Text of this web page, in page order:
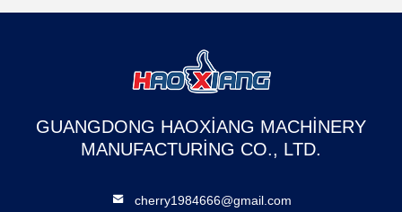
GUANGDONG HAOXIANG MACHINERY
MANUFACTURING CO., LTD.
cherry1984666@gmail.com